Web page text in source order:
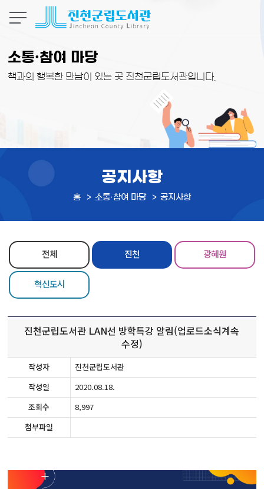
소통·참여 마당
책과의 행복한 만남이 있는 곳 진천군립도서관입니다.
공지사항
홈 소통·참여 마당 공지사항
전체 진천 광혜원
혁신도시
진천군립도서관 LAN선 방학특강 알림(업로드소식계속
수정)
작성자
진천군립도서관
작성일
2020.08.18.
조회수
8,997
첨부파일